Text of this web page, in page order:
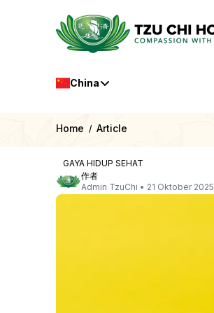
China
Home / Article
GAYA HIDUP SEHAT
作者
Admin TzuChi • 21 Oktober 2025